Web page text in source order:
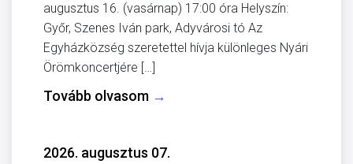
augusztus 16. (vasárnap) 17:00 óra Helyszín:
Győr, Szenes Iván park, Adyvárosi tó Az
Egyházközség szeretettel hívja különleges Nyári
Örömkoncertjére […]
Tovább olvasom →
2026. augusztus 07.